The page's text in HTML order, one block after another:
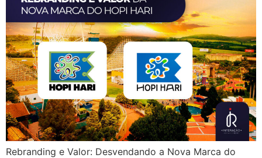
Rebranding e Valor: Desvendando a Nova Marca do